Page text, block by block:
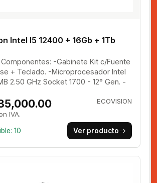
Intel I5 12400 + 16Gb + 1Tb
-Gabinete Kit c/Fuente
+ Teclado. -Microprocesador Intel
2.50 GHz Socket 1700 - 12° Gen. -
IVA.
ECOVISION
10 Ver producto